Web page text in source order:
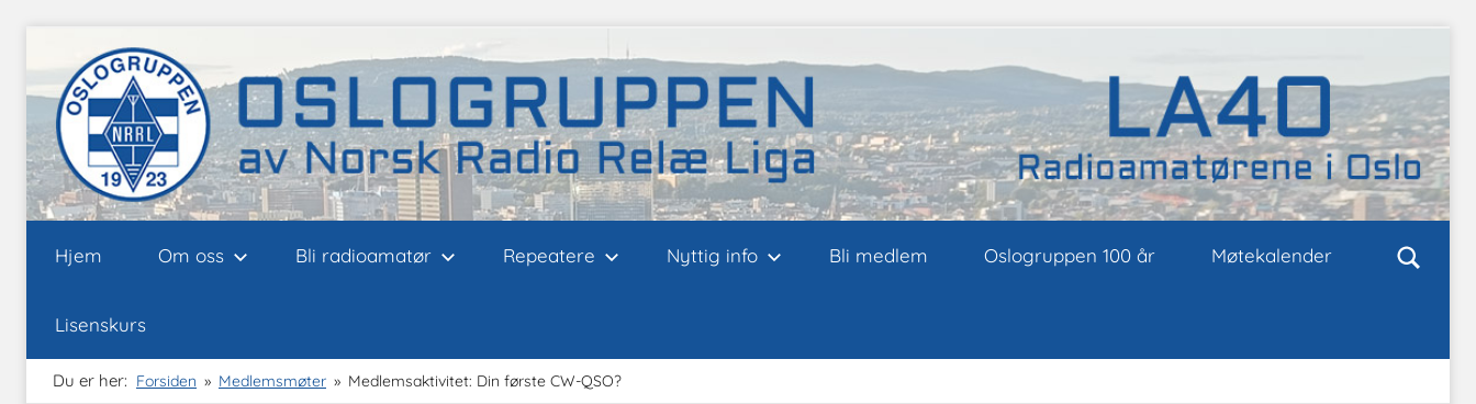
to
content
Oslogruppen
av
NRRL
Hjem Om oss Bli radioamatør Repeatere Nyttig info Bli medlem Oslogruppen 100 år Møtekalender
Lisenskurs
Du er her: Forsiden Medlemsmøter Medlemsaktivitet: Din første CW-QSO?